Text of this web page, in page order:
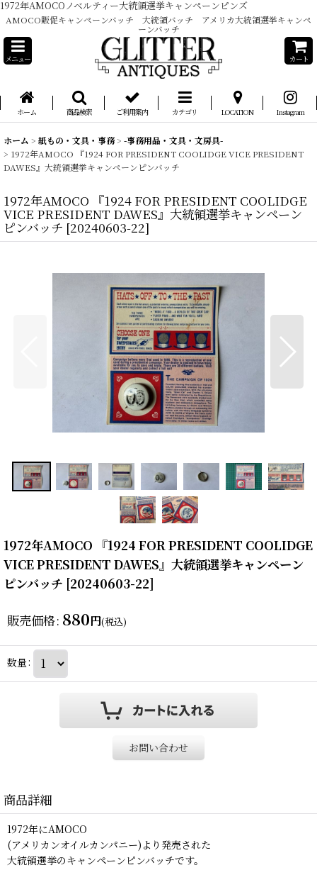
1972年AMOCOノベルティー大統領選挙キャンペーンピンズ
AMOCO販促キャンペーンバッチ 大統領バッチ アメリカ大統領選挙キャンペ
ーンバッチ
メニュー カート
ホーム 商品検索 ご利用案内 カテゴリ LOCATION Instagram
ホーム > 紙もの・文具・事務> -事務用品・文具・文房具-
> 1972年AMOCO 『1924 FOR PRESIDENT COOLIDGE VICE PRESIDENT
DAWES』大統領選挙キャンペーンピンバッチ
1972年AMOCO 『1924 FOR PRESIDENT COOLIDGE
VICE PRESIDENT DAWES』大統領選挙キャンペーン
ピンバッチ [20240603-22]
1972年AMOCO 『1924 FOR PRESIDENT COOLIDGE
VICE PRESIDENT DAWES』大統領選挙キャンペーン
ピンバッチ [20240603-22]
販売価格: 880円(税込)
数量:
お問い合わせ
商品詳細
1972年にAMOCO
(アメリカンオイルカンパニー)より発売された
大統領選挙のキャンペーンピンバッチです。